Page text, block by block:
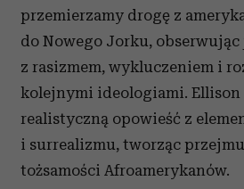
przemierzamy drogę z
do Nowego Jorku,
z rasizmem, wykluczeniem i
kolejnymi ideologiami. Ellison
realistyczną opowieść z
i surrealizmu, tworząc
tożsamości Afroamerykanów.